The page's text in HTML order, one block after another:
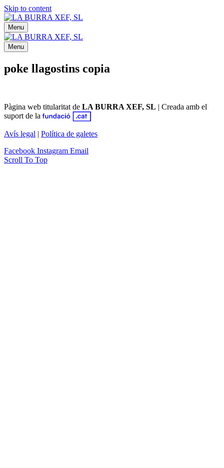
Skip to content
Menu
Menu
poke llagostins copia
Pàgina web titularitat de LA BURRA XEF, SL | Creada amb el
suport de la
Avís legal | Política de galetes
Facebook Instagram Email
Scroll To Top